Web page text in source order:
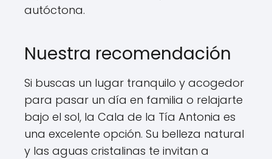
autóctona.
Nuestra recomendación
Si buscas un lugar tranquilo y acogedor
para pasar un día en familia o relajarte
bajo el sol, la Cala de la Tía Antonia es
una excelente opción. Su belleza natural
y las aguas cristalinas te invitan a